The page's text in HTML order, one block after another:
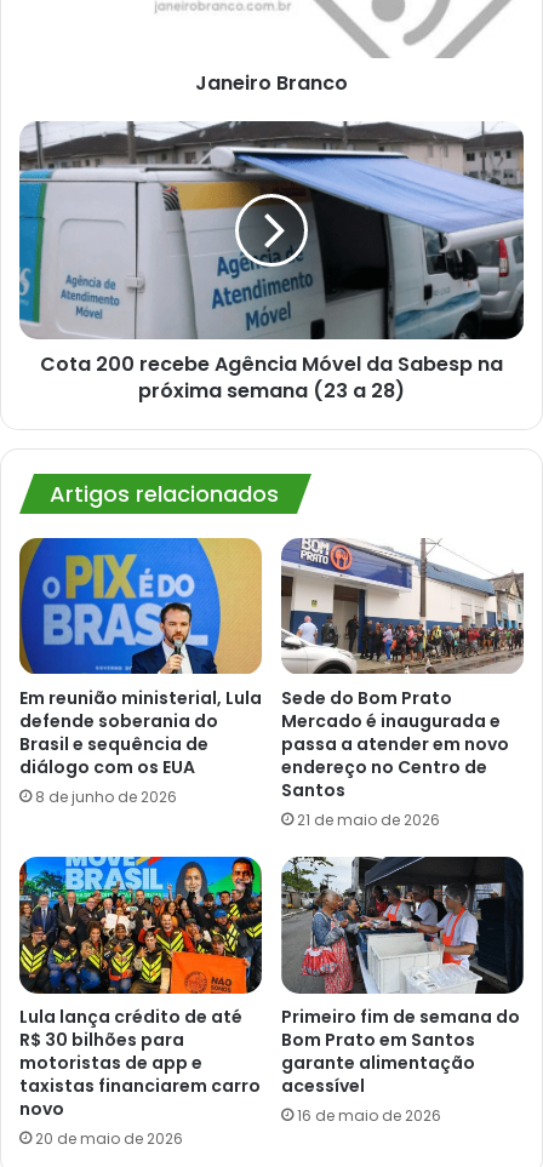
Janeiro Branco
Cota
200
recebe
Agência
Móvel
da
Sabesp
na
próxima
semana
28)
Cota 200 recebe Agência Móvel da Sabesp na
próxima semana (23 a 28)
Artigos relacionados
Em reunião ministerial, Lula
defende soberania do
Brasil e sequência de
diálogo com os EUA
8 de junho de 2026
Sede do Bom Prato
Mercado é inaugurada e
passa a atender em novo
endereço no Centro de
Santos
21 de maio de 2026
Lula lança crédito de até
R$ 30 bilhões para
motoristas de app e
taxistas financiarem carro
novo
20 de maio de 2026
Primeiro fim de semana do
Bom Prato em Santos
garante alimentação
acessível
16 de maio de 2026